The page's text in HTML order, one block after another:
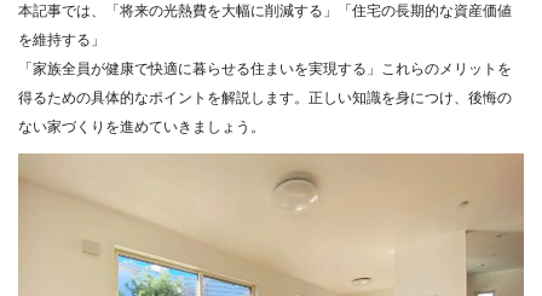
本記事では、「将来の光熱費を大幅に削減する」「住宅の長期的な資産価値
を維持する」
「家族全員が健康で快適に暮らせる住まいを実現する」これらのメリットを
得るための具体的なポイントを解説します。正しい知識を身につけ、後悔の
ない家づくりを進めていきましょう。